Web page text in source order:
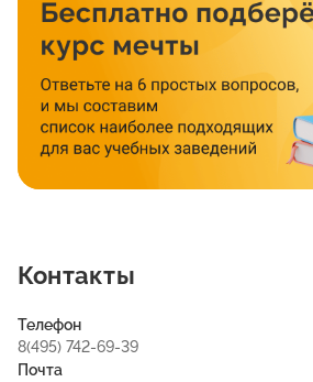
Контакты
Телефон
8(495) 742-69-39
Почта